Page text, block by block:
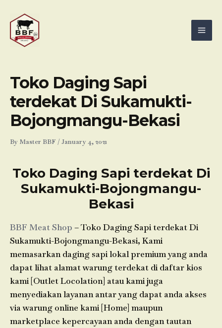
content
Toko Daging Sapi
terdekat Di Sukamukti-
Bojongmangu-Bekasi
By Master BBF /January 4, 2021
Toko Daging Sapi terdekat Di
Sukamukti-Bojongmangu-
Bekasi
BBF Meat Shop – Toko Daging Sapi terdekat Di
Sukamukti-Bojongmangu-Bekasi, Kami
memasarkan daging sapi lokal premium yang anda
dapat lihat alamat warung terdekat di daftar kios
kami [Outlet Locolation] atau kami juga
menyediakan layanan antar yang dapat anda akses
via warung online kami [Home] maupun
marketplace kepercayaan anda dengan tautan